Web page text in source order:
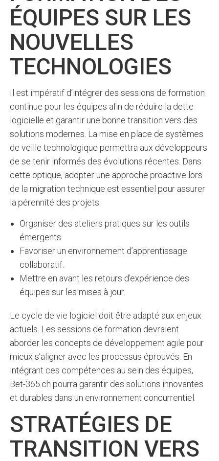
ÉQUIPES SUR LES
NOUVELLES
TECHNOLOGIES
Il est impératif d’intégrer des sessions de formation
continue pour les équipes afin de réduire la dette
logicielle et garantir une bonne transition vers des
solutions modernes. La mise en place de systèmes
de veille technologique permettra aux développeurs
de se tenir informés des évolutions récentes. Dans
cette optique, adopter une approche proactive lors
de la migration technique est essentiel pour assurer
la pérennité des projets.
Organiser des ateliers pratiques sur les outils
émergents.
Favoriser un environnement d’apprentissage
collaboratif.
Mettre en avant les retours d’expérience des
équipes sur les mises à jour.
Le cycle de vie logiciel doit être adapté aux enjeux
actuels. Les sessions de formation devraient
aborder les concepts de développement agile pour
mieux s’aligner avec les processus éprouvés. En
intégrant ces compétences au sein des équipes,
Bet-365.ch pourra garantir des solutions innovantes
et durables dans un environnement concurrentiel.
STRATÉGIES DE
TRANSITION VERS